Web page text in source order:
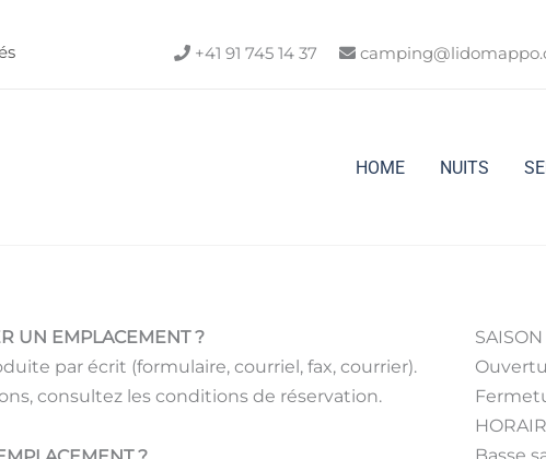
+41 91 745 14 37
HOME NUITS
UN EMPLACEMENT ?
par écrit (formulaire, courriel, fax, courrier).
consultez les conditions de réservation.
SAISON